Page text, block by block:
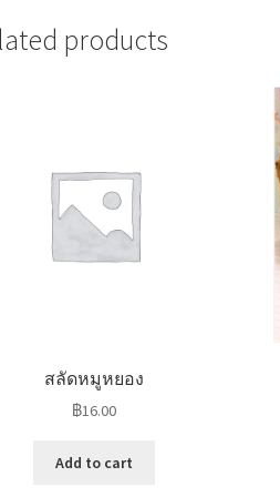
products
สลัดหมูหยอง
฿16.00
Add to cart